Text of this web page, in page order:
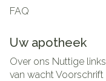
FAQ
Uw apotheek
Over ons Nuttige links
van wachtVoorschrift